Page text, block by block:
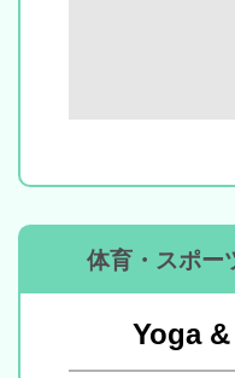
YouTubeチャンネ
https://
体育・スポー
Yoga